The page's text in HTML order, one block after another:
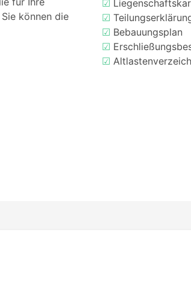
können die
☑
☑
☑ Bebauungsplan
☑
☑